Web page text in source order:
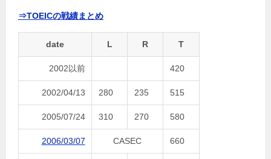
⇒TOEICの戦績まとめ
date L R T
2002以前 420
2002/04/13 280 235 515
2005/07/24 310 270 580
2006/03/07 CASEC 660